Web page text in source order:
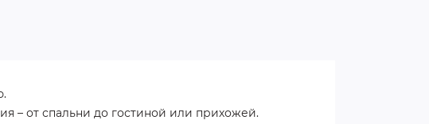
– от спальни до гостиной или прихожей.